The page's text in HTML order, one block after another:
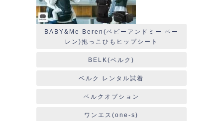
BABY&Me Beren(ベビーアンドミー ベー
レン)抱っこひもヒップシート
BELK(ベルク)
ベルク レンタル試着
ベルクオプション
ワンエス(one-s)